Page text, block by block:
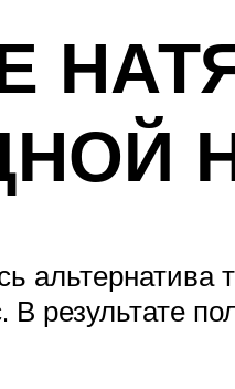
альтернатива
В результате